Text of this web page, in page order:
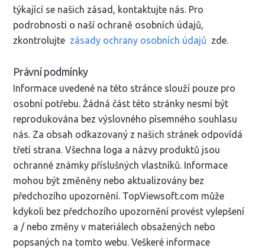
týkající se našich zásad, kontaktujte nás. Pro
podrobnosti o naší ochraně osobních údajů,
zkontrolujte zásady ochrany osobních údajů zde.
Právní podmínky
Informace uvedené na této stránce slouží pouze pro
osobní potřebu. Žádná část této stránky nesmí být
reprodukována bez výslovného písemného souhlasu
nás. Za obsah odkazovaný z našich stránek odpovídá
třetí strana. Všechna loga a názvy produktů jsou
ochranné známky příslušných vlastníků. Informace
mohou být změněny nebo aktualizovány bez
předchozího upozornění. TopViewsoft.com může
kdykoli bez předchozího upozornění provést vylepšení
a / nebo změny v materiálech obsažených nebo
popsaných na tomto webu. Veškeré informace